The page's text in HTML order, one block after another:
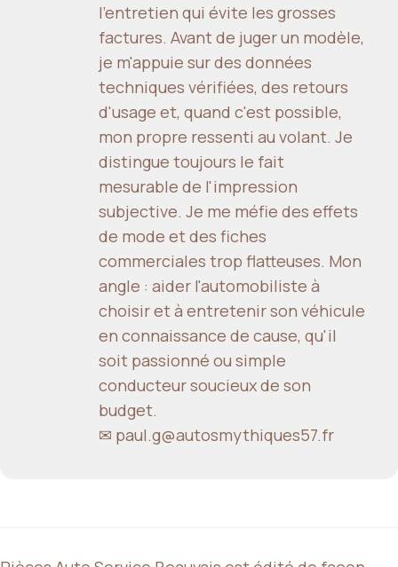
l'entretien qui évite les grosses
factures. Avant de juger un modèle,
je m'appuie sur des données
techniques vérifiées, des retours
d'usage et, quand c'est possible,
mon propre ressenti au volant. Je
distingue toujours le fait
mesurable de l'impression
subjective. Je me méfie des effets
de mode et des fiches
commerciales trop flatteuses. Mon
angle : aider l'automobiliste à
choisir et à entretenir son véhicule
en connaissance de cause, qu'il
soit passionné ou simple
conducteur soucieux de son
budget.
✉ paul.g@autosmythiques57.fr